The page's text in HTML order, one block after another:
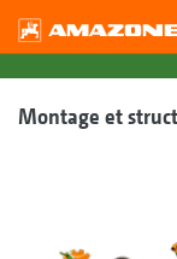
Montage et